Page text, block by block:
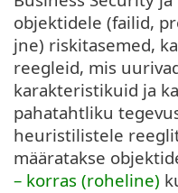
objektidele (failid,
jne) riskitasemed,
reegleid, mis
karakteristikuid ja
pahatahtliku
heuristilistele
määratakse
– korras (roheline)